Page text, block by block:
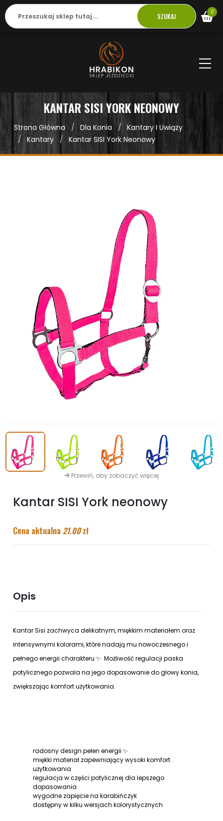
SZUKAJ 0
KANTAR SISI YORK NEONOWY
Strona Główna Dla Konia
Kantary I Uwiązy
Kantary
Kantar SISI York Neonowy
Przewiń, aby zobaczyć więcej
Kantar SISI York neonowy
Cena aktualna 21.00zł
Opis
Kantar Sisi zachwyca delikatnym, miękkim materiałem oraz
intensywnymi kolorami, które nadają mu nowoczesnego i
pełnego energii charakteru✨ Możliwość regulacji paska
potylicznego pozwala na jego dopasowanie do głowy konia,
zwiększając komfort użytkowania.
radosny design pełen energii ✨
miękki materiał zapewniający wysoki komfort
użytkowania
regulacja w części potylicznej dla lepszego
dopasowania
wygodne zapięcie na karabińczyk
dostępny w kilku wersjach kolorystycznych